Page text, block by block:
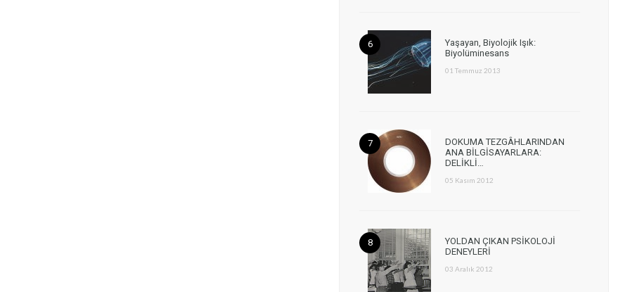
Yaşayan, Biyolojik Işık:
Biyolüminesans
01 Temmuz 2013
DOKUMA TEZGÂHLARINDAN
ANA BİLGİSAYARLARA:
DELİKLİ…
05 Kasım 2012
YOLDAN ÇIKAN PSİKOLOJİ
DENEYLERİ
03 Aralık 2012